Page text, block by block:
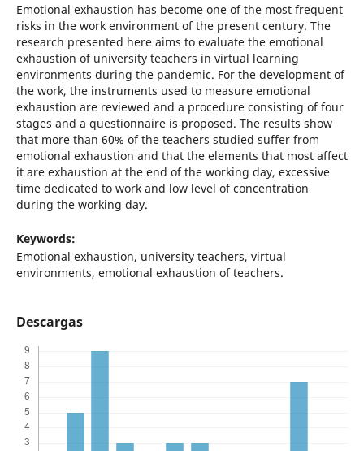
Emotional exhaustion has become one of the most frequent
risks in the work environment of the present century. The
research presented here aims to evaluate the emotional
exhaustion of university teachers in virtual learning
environments during the pandemic. For the development of
the work, the instruments used to measure emotional
exhaustion are reviewed and a procedure consisting of four
stages and a questionnaire is proposed. The results show
that more than 60% of the teachers studied suffer from
emotional exhaustion and that the elements that most affect
it are exhaustion at the end of the working day, excessive
time dedicated to work and low level of concentration
during the working day.
Keywords:
Emotional exhaustion, university teachers, virtual
environments, emotional exhaustion of teachers.
Descargas